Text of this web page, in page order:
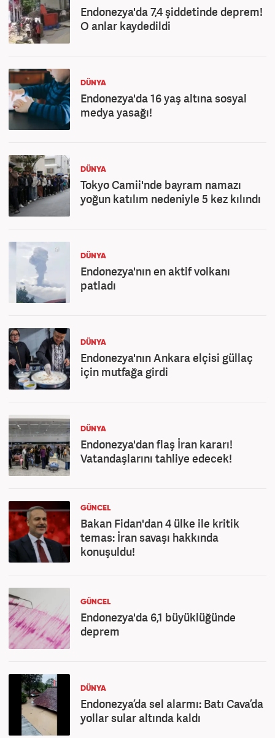
Endonezya'da 7,4 şiddetinde deprem!
O anlar kaydedildi
DÜNYA
Endonezya'da 16 yaş altına sosyal
medya yasağı!
DÜNYA
Tokyo Camii'nde bayram namazı
yoğun katılım nedeniyle 5 kez kılındı
DÜNYA
Endonezya'nın en aktif volkanı
patladı
DÜNYA
Endonezya'nın Ankara elçisi güllaç
için mutfağa girdi
DÜNYA
Endonezya'dan flaş İran kararı!
Vatandaşlarını tahliye edecek!
GÜNCEL
Bakan Fidan'dan 4 ülke ile kritik
temas: İran savaşı hakkında
konuşuldu!
GÜNCEL
Endonezya'da 6,1 büyüklüğünde
deprem
DÜNYA
Endonezya’da sel alarmı: Batı Cava’da
yollar sular altında kaldı